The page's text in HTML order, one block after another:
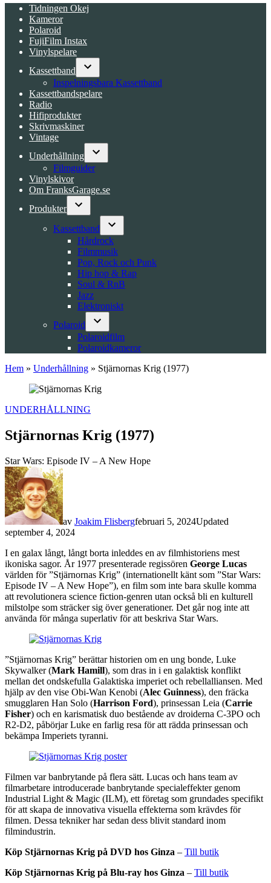
Tidningen Okej
Kameror
Polaroid
FujiFilm Instax
Vinylspelare
Kassettband
Open
dropdown
menu
Inspelningsbara Kassettband
Kassettbandspelare
Radio
Hifiprodukter
Skrivmaskiner
Vintage
Underhållning
Open
Filmguider
Vinylskivor
Om FranksGarage.se
Produkter
Open
dropdown
menu
Kassettband
Open
dropdown
menu
Hårdrock
Filmmusik
Pop, Rock och Punk
Hip hop & Rap
Soul & RnB
Jazz
Elektroniskt
Polaroid
Open
dropdown
menu
Polaroidfilm
Polaroidkameror
Hem » Underhållning » Stjärnornas Krig (1977)
POSTED
UNDERHÅLLNING
Stjärnornas Krig (1977)
Star Wars: Episode IV – A New Hope
av Joakim Flisbergfebruari 5, 2024Updated
september 4, 2024
I en galax långt, långt borta inleddes en av filmhistoriens mest
ikoniska sagor. År 1977 presenterade regissören George Lucas
världen för ”Stjärnornas Krig” (internationellt känt som ”Star Wars:
Episode IV – A New Hope”), en film som inte bara skulle komma
att revolutionera science fiction-genren utan också bli en kulturell
milstolpe som sträcker sig över generationer. Det går nog inte att
använda för många superlativ för att beskriva Star Wars.
”Stjärnornas Krig” berättar historien om en ung bonde, Luke
Skywalker (Mark Hamill), som dras in i en galaktisk konflikt
mellan det ondskefulla Galaktiska imperiet och rebellalliansen. Med
hjälp av den vise Obi-Wan Kenobi (Alec Guinness), den fräcka
smugglaren Han Solo (Harrison Ford), prinsessan Leia (Carrie
Fisher) och en karismatisk duo bestående av droiderna C-3PO och
R2-D2, påbörjar Luke en farlig resa för att rädda prinsessan och
bekämpa Imperiets tyranni.
Filmen var banbrytande på flera sätt. Lucas och hans team av
filmarbetare introducerade banbrytande specialeffekter genom
Industrial Light & Magic (ILM), ett företag som grundades specifikt
för att skapa de innovativa visuella effekterna som krävdes för
filmen. Dessa tekniker har sedan dess blivit standard inom
filmindustrin.
Köp Stjärnornas Krig på DVD hos Ginza – Till butik
Köp Stjärnornas Krig på Blu-ray hos Ginza – Till butik